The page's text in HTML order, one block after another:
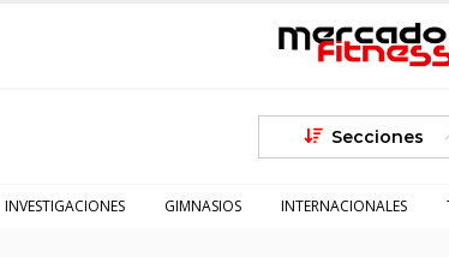
Secciones
INVESTIGACIONES GIMNASIOS INTERNACIONALES